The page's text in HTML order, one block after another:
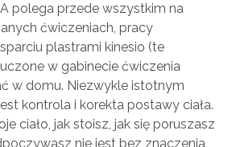
polega przede wszystkim na
ćwiczeniach, pracy
plastrami kinesio (te
w gabinecie ćwiczenia
w domu. Niezwykle istotnym
kontrola i korekta postawy ciała.
ciało, jak stoisz, jak się poruszasz
nie jest bez znaczenia